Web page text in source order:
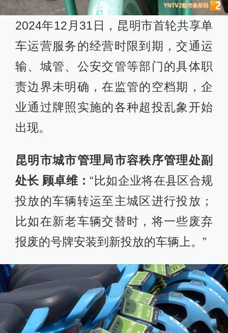
2024年12月31日，昆明市首轮共享单
车运营服务的经营时限到期，交通运
输、城管、公安交管等部门的具体职
责边界未明确，在监管的空档期，企
业通过牌照实施的各种超投乱象开始
出现。
昆明市城市管理局市容秩序管理处副
处长 顾卓维：“比如企业将在县区合规
投放的车辆转运至主城区进行投放；
比如在新老车辆交替时，将一些废弃
报废的号牌安装到新投放的车辆上。”